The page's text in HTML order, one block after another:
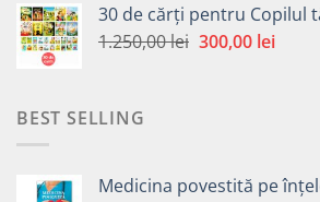
fost:
65,00 lei.
30,00 lei.
30 de cărți pentru Copilul
1.250,00lei Prețul
300,00 leiPrețul
BEST SELLING
Medicina povestită pe